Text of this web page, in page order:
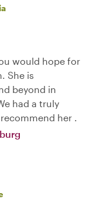
would hope for
She is
beyond in
had a truly
her .